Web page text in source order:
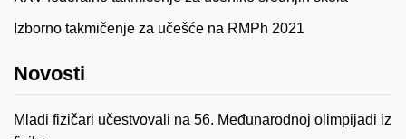
Izborno takmičenje za učešće na RMPh 2021
Novosti
Mladi fizičari učestvovali na 56. Međunarodnoj olimpijadi iz